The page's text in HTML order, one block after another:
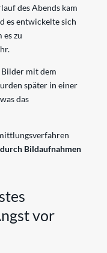
des Abends kam
es entwickelte sich
zu
mit dem
später in einer
das
Bildaufnahmen
vor